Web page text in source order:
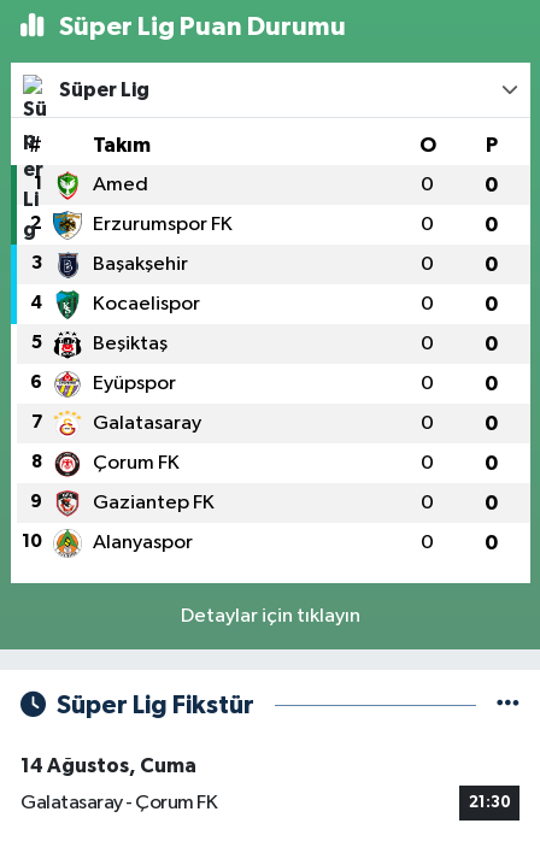
Süper Lig Puan Durumu
Süper Lig
# Takım O P
1 Amed 0 0
2 Erzurumspor FK 0 0
3 Başakşehir 0 0
4 Kocaelispor 0 0
5 Beşiktaş 0 0
6 Eyüpspor 0 0
7 Galatasaray 0 0
8 Çorum FK 0 0
9 Gaziantep FK 0 0
10 Alanyaspor 0 0
Detaylar için tıklayın
Süper Lig Fikstür
14 Ağustos, Cuma
Galatasaray - Çorum FK
21:30